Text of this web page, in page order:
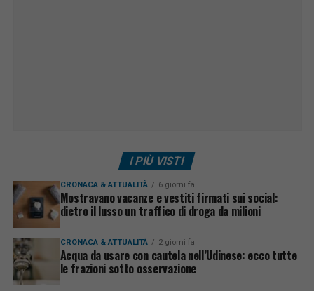
I PIÙ VISTI
CRONACA & ATTUALITÀ 6 giorni fa
Mostravano vacanze e vestiti firmati sui social:
dietro il lusso un traffico di droga da milioni
CRONACA & ATTUALITÀ 2 giorni fa
Acqua da usare con cautela nell’Udinese: ecco tutte
le frazioni sotto osservazione